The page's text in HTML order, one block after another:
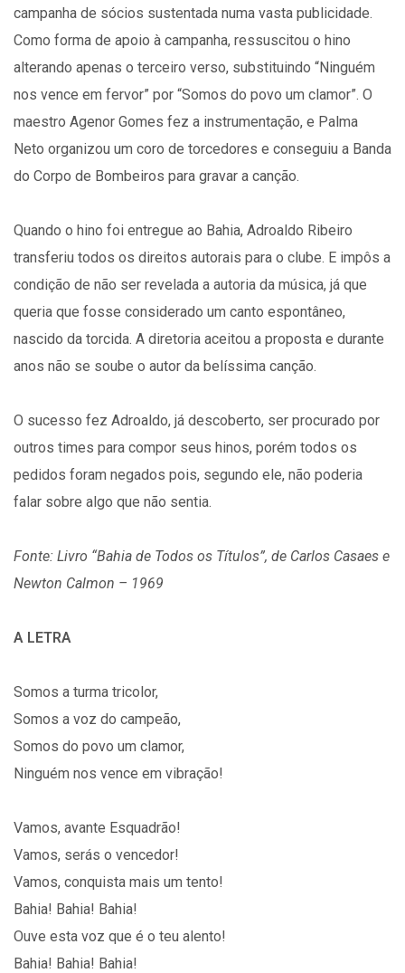
campanha de sócios sustentada numa vasta publicidade.
Como forma de apoio à campanha, ressuscitou o hino
alterando apenas o terceiro verso, substituindo “Ninguém
nos vence em fervor” por “Somos do povo um clamor”. O
maestro Agenor Gomes fez a instrumentação, e Palma
Neto organizou um coro de torcedores e conseguiu a Banda
do Corpo de Bombeiros para gravar a canção.
Quando o hino foi entregue ao Bahia, Adroaldo Ribeiro
transferiu todos os direitos autorais para o clube. E impôs a
condição de não ser revelada a autoria da música, já que
queria que fosse considerado um canto espontâneo,
nascido da torcida. A diretoria aceitou a proposta e durante
anos não se soube o autor da belíssima canção.
O sucesso fez Adroaldo, já descoberto, ser procurado por
outros times para compor seus hinos, porém todos os
pedidos foram negados pois, segundo ele, não poderia
falar sobre algo que não sentia.
Fonte: Livro “Bahia de Todos os Títulos”, de Carlos Casaes e
Newton Calmon – 1969
A LETRA
Somos a turma tricolor,
Somos a voz do campeão,
Somos do povo um clamor,
Ninguém nos vence em vibração!
Vamos, avante Esquadrão!
Vamos, serás o vencedor!
Vamos, conquista mais um tento!
Bahia! Bahia! Bahia!
Ouve esta voz que é o teu alento!
Bahia! Bahia! Bahia!